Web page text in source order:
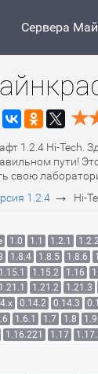
Сервера
1.2.4 Hi-Tech.
пути!
свою
1.2.4 → Hi-
1.0 1.1 1.2.1
1.8.4 1.8.5 1.8.6
1.15.1 1.15.2 1.16
1.21.1 1.21.2 1.21.3
0.14.2 0.14.3
1.6.1 1.7 1.8 1.9
1.16.221 1.17